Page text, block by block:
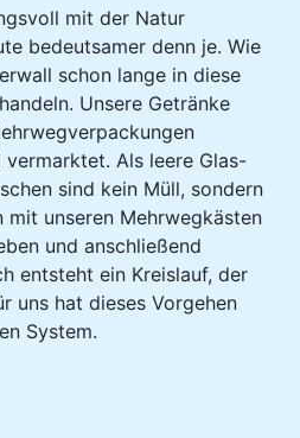
mit der Natur
bedeutsamer denn je. Wie
schon lange in diese
Unsere Getränke
Als leere Glas-
sind kein Müll, sondern
mit unseren Mehrwegkästen
und anschließend
entsteht ein Kreislauf, der
uns hat dieses Vorgehen
System.